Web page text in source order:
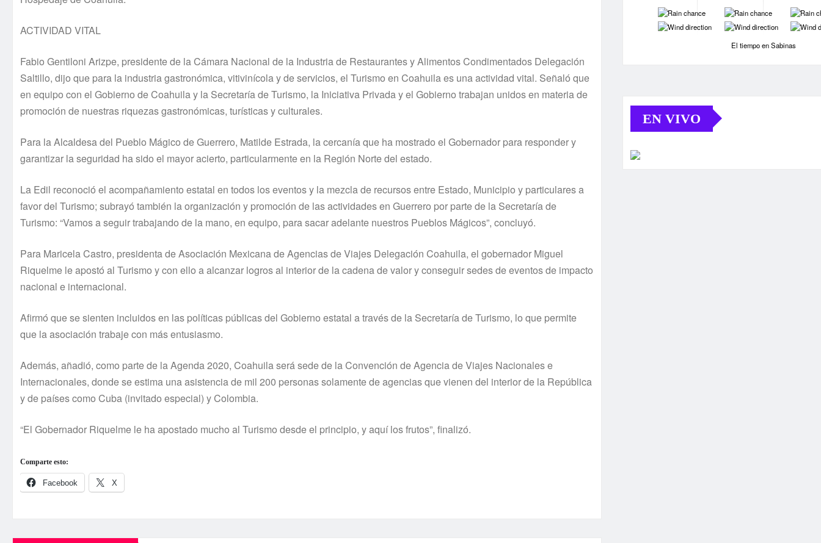
ACTIVIDAD VITAL
Fabio Gentiloni Arizpe, presidente de la Cámara Nacional de la Industria de Restaurantes y Alimentos Condimentados Delegación
Saltillo, dijo que para la industria gastronómica, vitivinícola y de servicios, el Turismo en Coahuila es una actividad vital. Señaló que
en equipo con el Gobierno de Coahuila y la Secretaría de Turismo, la Iniciativa Privada y el Gobierno trabajan unidos en materia de
promoción de nuestras riquezas gastronómicas, turísticas y culturales.
Para la Alcaldesa del Pueblo Mágico de Guerrero, Matilde Estrada, la cercanía que ha mostrado el Gobernador para responder y
garantizar la seguridad ha sido el mayor acierto, particularmente en la Región Norte del estado.
La Edil reconoció el acompañamiento estatal en todos los eventos y la mezcla de recursos entre Estado, Municipio y particulares a
favor del Turismo; subrayó también la organización y promoción de las actividades en Guerrero por parte de la Secretaría de
Turismo: “Vamos a seguir trabajando de la mano, en equipo, para sacar adelante nuestros Pueblos Mágicos”, concluyó.
Para Maricela Castro, presidenta de Asociación Mexicana de Agencias de Viajes Delegación Coahuila, el gobernador Miguel
Riquelme le apostó al Turismo y con ello a alcanzar logros al interior de la cadena de valor y conseguir sedes de eventos de impacto
nacional e internacional.
Afirmó que se sienten incluidos en las políticas públicas del Gobierno estatal a través de la Secretaría de Turismo, lo que permite
que la asociación trabaje con más entusiasmo.
Además, añadió, como parte de la Agenda 2020, Coahuila será sede de la Convención de Agencia de Viajes Nacionales e
Internacionales, donde se estima una asistencia de mil 200 personas solamente de agencias que vienen del interior de la República
y de países como Cuba (invitado especial) y Colombia.
“El Gobernador Riquelme le ha apostado mucho al Turismo desde el principio, y aquí los frutos”, finalizó.
Comparte esto:
Facebook X
-
-
-
-
-
-
El tiempo en Sabinas
EN VIVO